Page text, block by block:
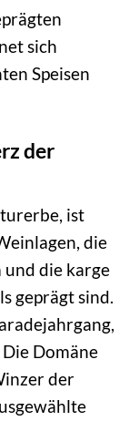
sich
Speisen
der
ist
die
die karge
geprägt sind.
Domäne
der